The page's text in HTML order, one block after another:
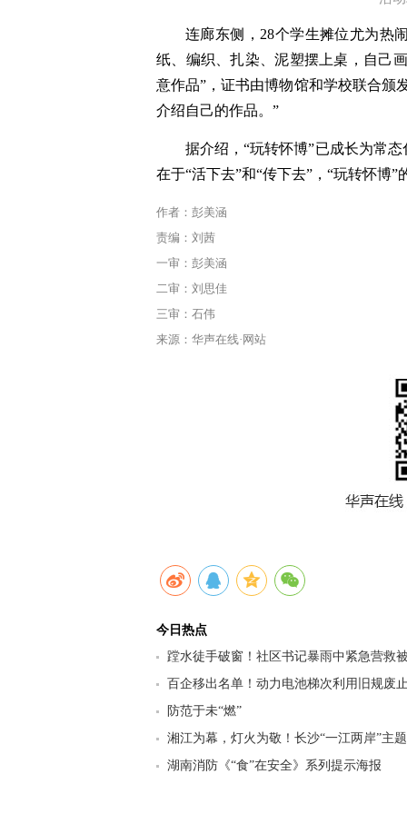
连廊东侧， 28个学生摊位尤为热
纸、编织、扎染、泥塑摆上桌，自己
意作品”，证书由博物馆和学校联合颁
介绍自己的作品。 ”
据介绍，“玩转怀博”已成长为常
在于“活下去”和“传下去”，“玩转怀博
作者：彭美涵
责编：刘茜
一审：彭美涵
二审：刘思佳
三审：石伟
来源：华声在线·网站
今日热点
蹚水徒手破窗！社区书记暴雨中紧急营救
百企移出名单！动力电池梯次利用旧规废
行业迎来强监管洗牌
防范于未“燃”
湘江为幕，灯火为敬！长沙“一江两岸”主
为“时代楷模”王戟点亮
湖南消防《“食”在安全》系列提示海报